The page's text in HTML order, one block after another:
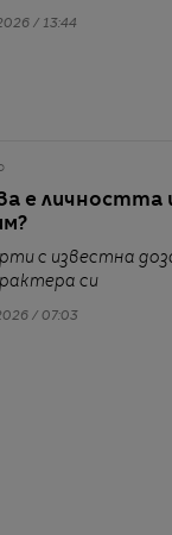
/ 13:44
е личността
с известна
си
/ 07:03